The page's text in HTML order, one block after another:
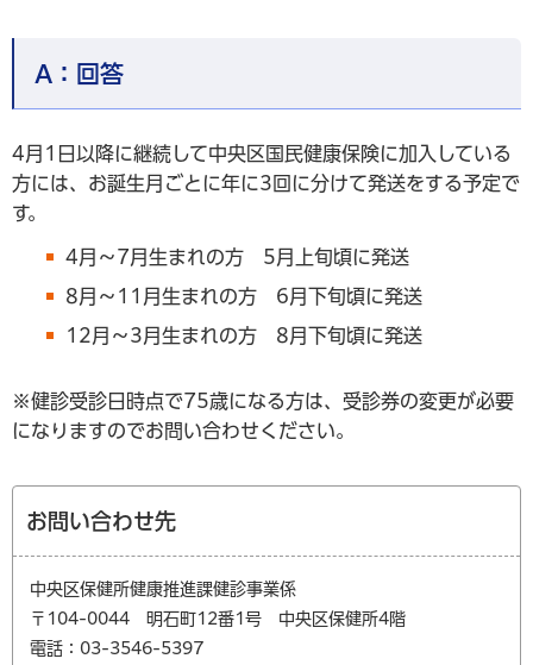
A： 回答
4月1日以降に継続して中央区国民健康保険に加入している
方には、お誕生月ごとに年に3回に分けて発送をする予定で
す。
4月～7月生まれの方 5月上旬頃に発送
8月～11月生まれの方 6月下旬頃に発送
12月～3月生まれの方 8月下旬頃に発送
※健診受診日時点で75歳になる方は、受診券の変更が必要
になりますのでお問い合わせください。
お問い合わせ先
中央区保健所健康推進課健診事業係
〒104-0044 明石町12番1号 中央区保健所4階
電話：03-3546-5397